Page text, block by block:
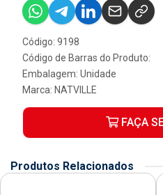
Código: 9198
Código de Barras do Produto:
Embalagem: Unidade
Marca: NATVILLE
FAÇA
Produtos Relacionados